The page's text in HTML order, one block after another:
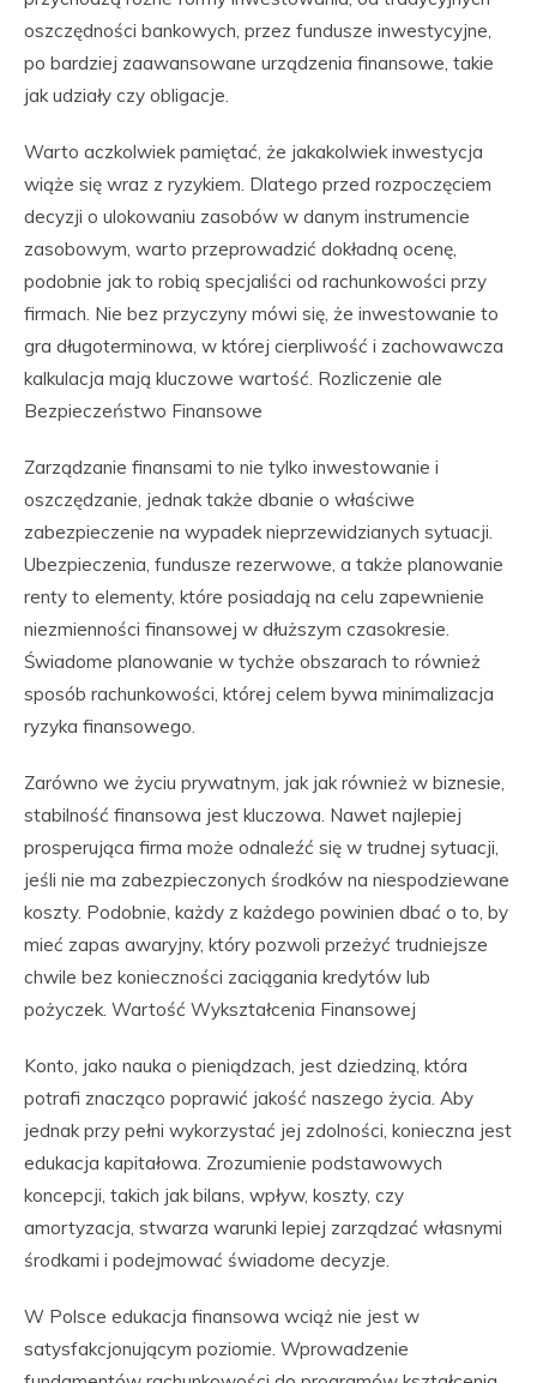
oszczędności bankowych, przez fundusze inwestycyjne,
po bardziej zaawansowane urządzenia finansowe, takie
jak udziały czy obligacje.
Warto aczkolwiek pamiętać, że jakakolwiek inwestycja
wiąże się wraz z ryzykiem. Dlatego przed rozpoczęciem
decyzji o ulokowaniu zasobów w danym instrumencie
zasobowym, warto przeprowadzić dokładną ocenę,
podobnie jak to robią specjaliści od rachunkowości przy
firmach. Nie bez przyczyny mówi się, że inwestowanie to
gra długoterminowa, w której cierpliwość i zachowawcza
kalkulacja mają kluczowe wartość. Rozliczenie ale
Bezpieczeństwo Finansowe
Zarządzanie finansami to nie tylko inwestowanie i
oszczędzanie, jednak także dbanie o właściwe
zabezpieczenie na wypadek nieprzewidzianych sytuacji.
Ubezpieczenia, fundusze rezerwowe, a także planowanie
renty to elementy, które posiadają na celu zapewnienie
niezmienności finansowej w dłuższym czasokresie.
Świadome planowanie w tychże obszarach to również
sposób rachunkowości, której celem bywa minimalizacja
ryzyka finansowego.
Zarówno we życiu prywatnym, jak jak również w biznesie,
stabilność finansowa jest kluczowa. Nawet najlepiej
prosperująca firma może odnaleźć się w trudnej sytuacji,
jeśli nie ma zabezpieczonych środków na niespodziewane
koszty. Podobnie, każdy z każdego powinien dbać o to, by
mieć zapas awaryjny, który pozwoli przeżyć trudniejsze
chwile bez konieczności zaciągania kredytów lub
pożyczek. Wartość Wykształcenia Finansowej
Konto, jako nauka o pieniądzach, jest dziedziną, która
potrafi znacząco poprawić jakość naszego życia. Aby
jednak przy pełni wykorzystać jej zdolności, konieczna jest
edukacja kapitałowa. Zrozumienie podstawowych
koncepcji, takich jak bilans, wpływ, koszty, czy
amortyzacja, stwarza warunki lepiej zarządzać własnymi
środkami i podejmować świadome decyzje.
W Polsce edukacja finansowa wciąż nie jest w
satysfakcjonującym poziomie. Wprowadzenie